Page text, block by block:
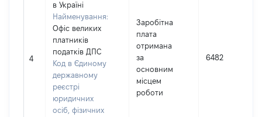
4
в Україні
Найменування:
Офіс великих
платників
податків ДПС
Код в Єдиному
державному
реєстрі
юридичних
осіб, фізичних
Заробітна
плата
отримана
за
основним
місцем
роботи
6482